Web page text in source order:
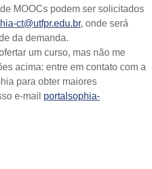
MOOCs podem ser solicitados
ct@utfpr.edu.br, onde será
da demanda.
um curso, mas não me
acima: entre em contato com a
para obter maiores
e-mail portalsophia-